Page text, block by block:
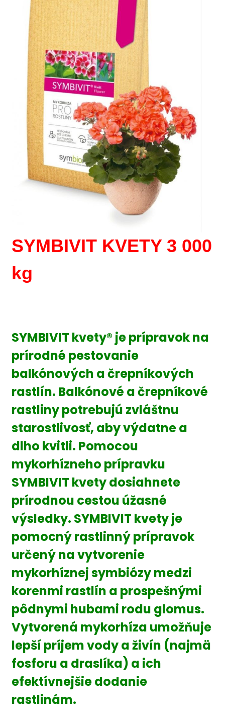
SYMBIVIT KVETY 3 000
kg
SYMBIVIT kvety® je prípravok na
prírodné pestovanie
balkónových a črepníkových
rastlín. Balkónové a črepníkové
rastliny potrebujú zvláštnu
starostlivosť, aby výdatne a
dlho kvitli. Pomocou
mykorhízneho prípravku
SYMBIVIT kvety dosiahnete
prírodnou cestou úžasné
výsledky. SYMBIVIT kvety je
pomocný rastlinný prípravok
určený na vytvorenie
mykorhíznej symbiózy medzi
korenmi rastlín a prospešnými
pôdnymi hubami rodu glomus.
Vytvorená mykorhíza umožňuje
lepší príjem vody a živín (najmä
fosforu a draslíka) a ich
efektívnejšie dodanie
rastlinám.